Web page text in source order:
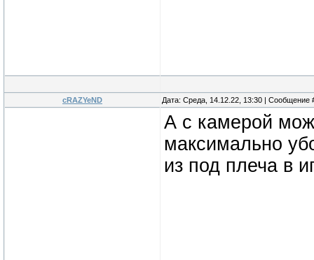
cRAZYeND Дата: Среда, 14.12.22, 13:30 | Сообщение
А с камерой
максимально
из под плеча в